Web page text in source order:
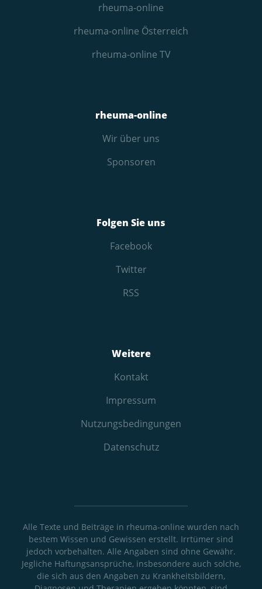
rheuma-online
rheuma-online Österreich
rheuma-online TV
rheuma-online
Wir über uns
Sponsoren
Folgen Sie uns
Facebook
Twitter
RSS
Weitere
Kontakt
Impressum
Nutzungs­bedingungen
Datenschutz
Alle Texte und Beiträge in rheuma-online wurden nach
bestem Wissen und Gewissen erstellt. Irrtümer sind
jedoch vorbehalten. Alle Angaben sind ohne Gewähr.
Jegliche Haftungsansprüche, insbesondere auch solche,
die sich aus den Angaben zu Krankheitsbildern,